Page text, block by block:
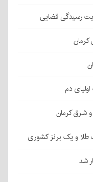
رسیدگی قضایی
کرمان
دم
شرق کرمان
و یک برنز کشوری
شد